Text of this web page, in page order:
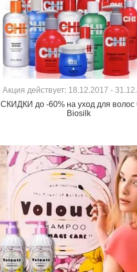
Акция действует: 18.12.2017 -
СКИДКИ до -60% на уход для волос
Biosilk